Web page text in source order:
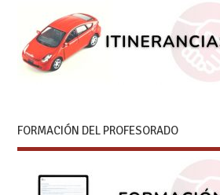
FORMACIÓN DEL PROFESORADO